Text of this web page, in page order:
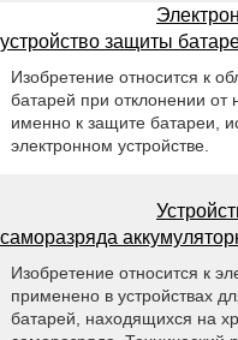
устройство защиты
Изобретение относится к
батарей при отклонении
именно к защите батареи,
электронном устройстве.
саморазряда
Изобретение относится к
применено в устройствах
батарей, находящихся на